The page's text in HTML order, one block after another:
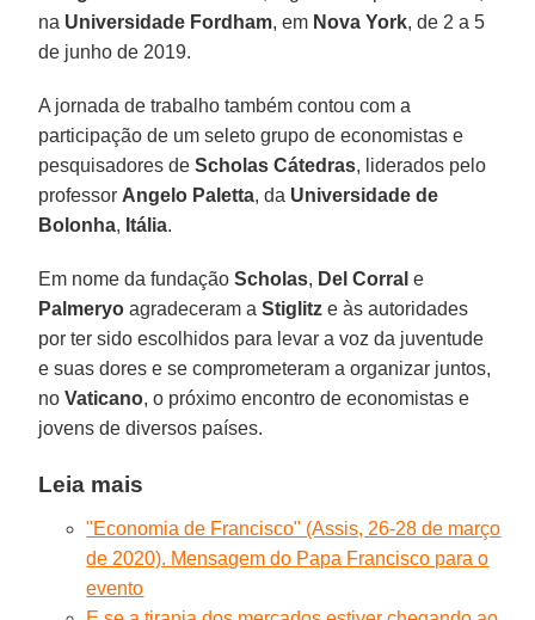
na Universidade Fordham, em Nova York, de 2 a 5
de junho de 2019.
A jornada de trabalho também contou com a
participação de um seleto grupo de economistas e
pesquisadores deScholas Cátedras, liderados pelo
professor Angelo Paletta, da Universidade de
Bolonha, Itália.
Em nome da fundaçãoScholas, Del Corral e
Palmeryo agradeceram aStiglitz e às autoridades
por ter sido escolhidos para levar a voz da juventude
e suas dores e se comprometeram a organizar juntos,
noVaticano, o próximo encontro de economistas e
jovens de diversos países.
Leia mais
"Economia de Francisco" (Assis, 26-28 de março
de 2020). Mensagem do Papa Francisco para o
evento